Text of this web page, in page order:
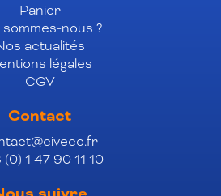
Panier
sommes-nous ?
actualités
légales
CGV
Contact
(0) 1 47 90 11 10